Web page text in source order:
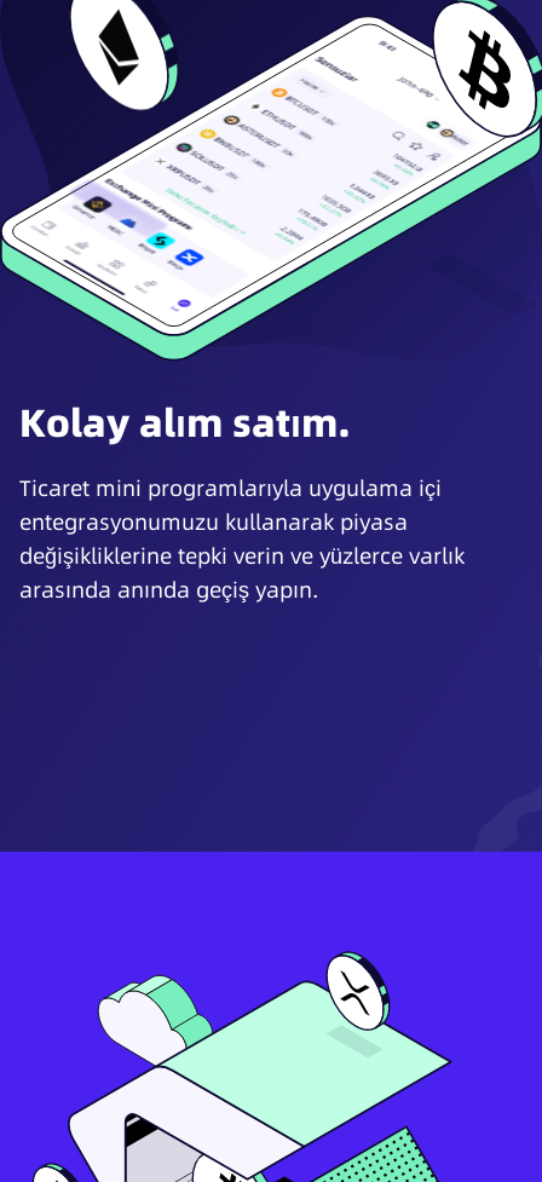
Kolay alım satım.
Ticaret mini programlarıyla uygulama içi
entegrasyonumuzu kullanarak piyasa
değişikliklerine tepki verin ve yüzlerce varlık
arasında anında geçiş yapın.